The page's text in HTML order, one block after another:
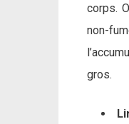
corps.
non-
gros.